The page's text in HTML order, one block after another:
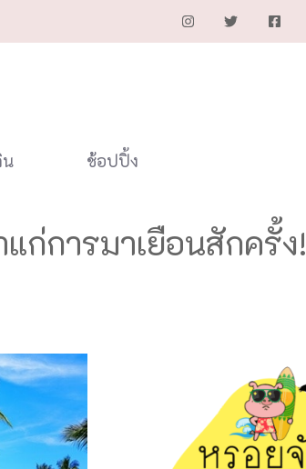
น ช้อปปิ้ง
ก่การมาเยือนสักครั้ง!